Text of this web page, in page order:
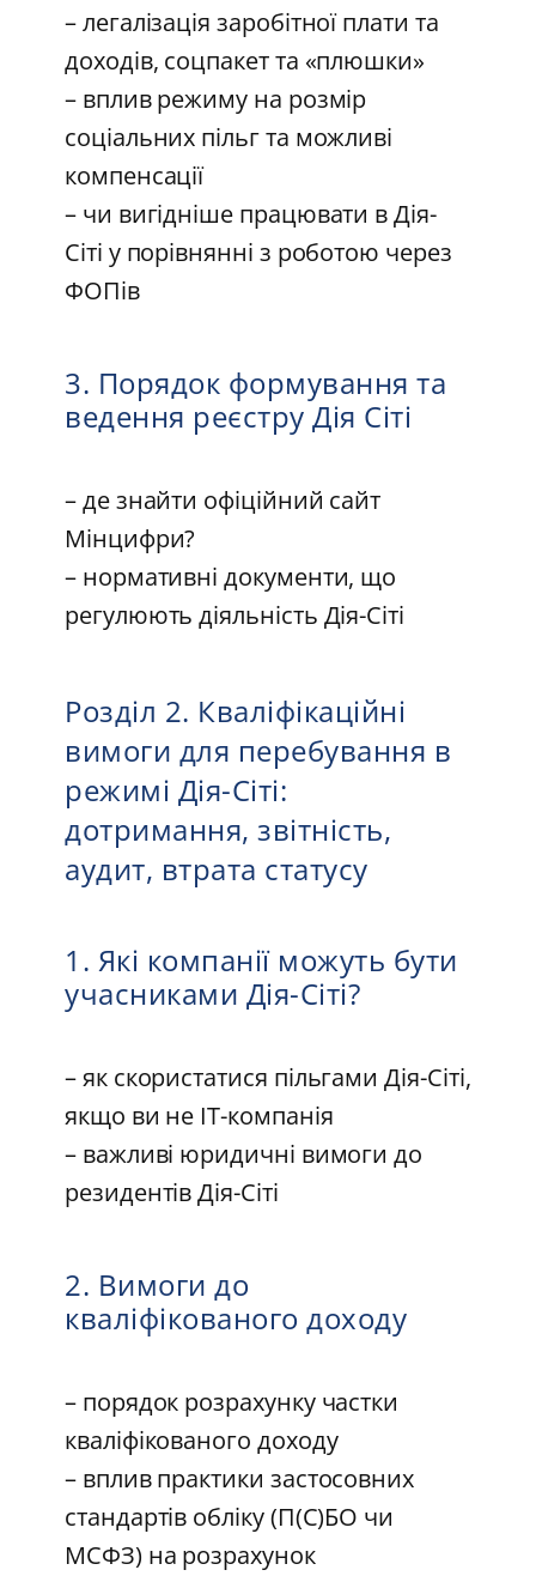
– легалізація заробітної плати та
доходів, соцпакет та «плюшки»
– вплив режиму на розмір
соціальних пільг та можливі
компенсації
– чи вигідніше працювати в Дія-
Сіті у порівнянні з роботою через
ФОПів
3. Порядок формування та
ведення реєстру Дія Сіті
– де знайти офіційний сайт
Мінцифри?
– нормативні документи, що
регулюють діяльність Дія-Сіті
Розділ 2. Кваліфікаційні
вимоги для перебування в
режимі Дія-Сіті:
дотримання, звітність,
аудит, втрата статусу
1. Які компанії можуть бути
учасниками Дія-Сіті?
– як скористатися пільгами Дія-Сіті,
якщо ви не ІТ-компанія
– важливі юридичні вимоги до
резидентів Дія-Сіті
2. Вимоги до
кваліфікованого доходу
– порядок розрахунку частки
кваліфікованого доходу
– вплив практики застосовних
стандартів обліку (П(С)БО чи
МСФЗ) на розрахунок